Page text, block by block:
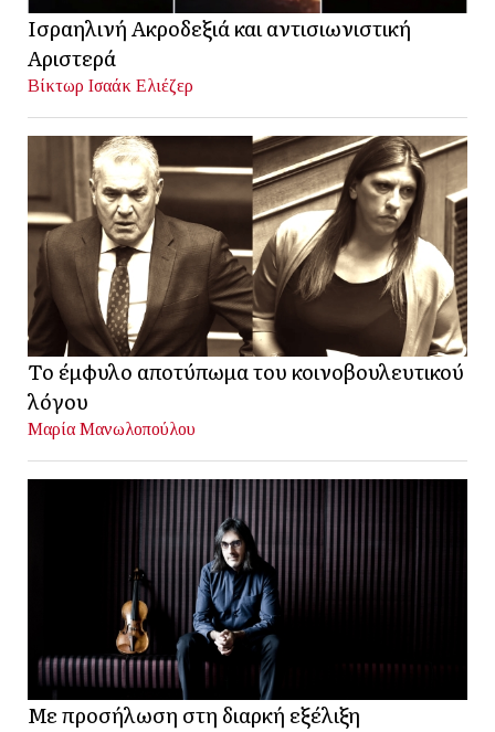
Ισραηλινή Ακροδεξιά και αντισιωνιστική
Αριστερά
Βίκτωρ Ισαάκ Ελιέζερ
Το έμφυλο αποτύπωμα του κοινοβουλευτικού
λόγου
Μαρία Μανωλοπούλου
Με προσήλωση στη διαρκή εξέλιξη